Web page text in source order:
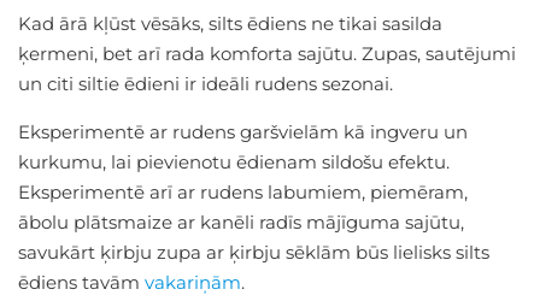
Kad ārā kļūst vēsāks, silts ēdiens ne tikai sasilda
ķermeni, bet arī rada komforta sajūtu. Zupas, sautējumi
un citi siltie ēdieni ir ideāli rudens sezonai.
Eksperimentē ar rudens garšvielām kā ingveru un
kurkumu, lai pievienotu ēdienam sildošu efektu.
Eksperimentē arī ar rudens labumiem, piemēram,
ābolu plātsmaize ar kanēli radīs mājīguma sajūtu,
savukārt ķirbju zupa ar ķirbju sēklām būs lielisks silts
ēdiens tavām vakariņām.